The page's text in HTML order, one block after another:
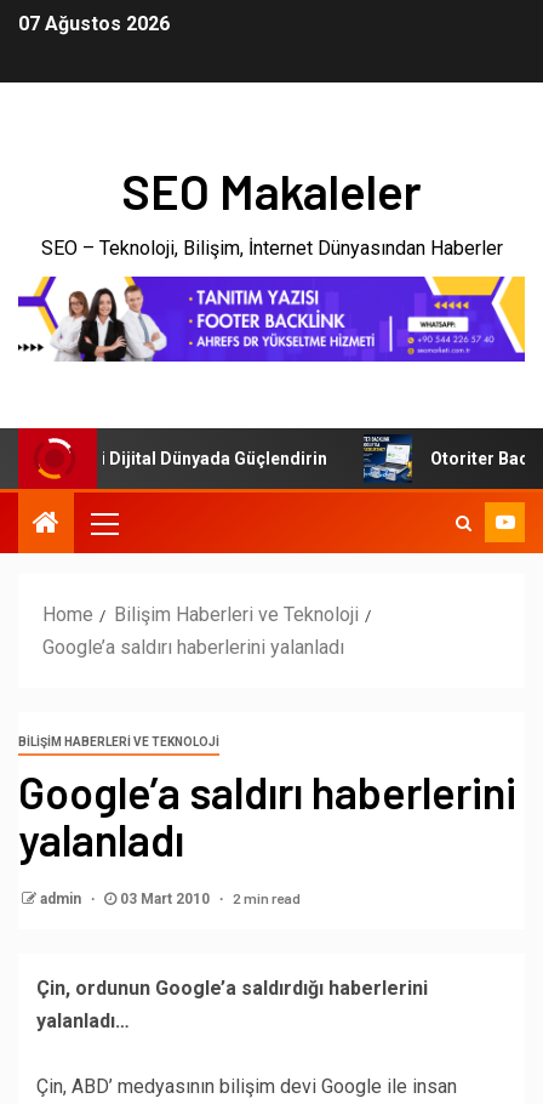
07 Ağustos 2026
SEO Makaleler
SEO – Teknoloji, Bilişim, İnternet Dünyasından Haberler
Dijital Dünyada Güçlendirin Otoriter Backlink
Home
Bilişim Haberleri ve Teknoloji
Google’a saldırı haberlerini yalanladı
BILIŞIM HABERLERI VE TEKNOLOJI
Google’a saldırı haberlerini
yalanladı
admin 03 Mart 2010 2 min read
Çin, ordunun Google’a saldırdığı haberlerini
yalanladı…
Çin, ABD’ medyasının bilişim devi Google ile insan